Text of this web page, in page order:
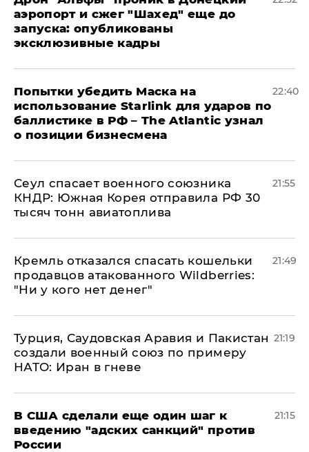
аэропорт и сжег "Шахед" еще до
запуска: опубликованы
эксклюзивные кадры
Попытки убедить Маска на
использование Starlink для ударов по
баллистике в РФ – The Atlantic узнал
о позиции бизнесмена
22:40
​Сеул спасает военного союзника
КНДР: Южная Корея отправила РФ 30
тысяч тонн авиатоплива
21:55
Кремль отказался спасать кошельки
продавцов атакованного Wildberries:
"Ни у кого нет денег"
21:49
Турция, Саудовская Аравия и Пакистан
создали военный союз по примеру
НАТО: Иран в гневе
21:19
В США сделали еще один шаг к
введению "адских санкций" против
России
21:15